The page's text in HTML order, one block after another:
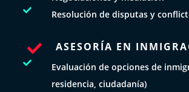
 Resolución de disputas y
 ASESORÍA EN

Evaluación de opciones de
residencia, ciudadanía)